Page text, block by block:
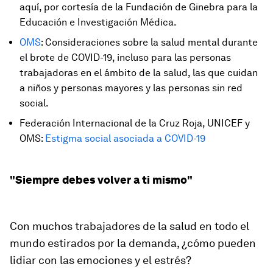
aquí, por cortesía de la Fundación de Ginebra para la
Educación e Investigación Médica.
OMS: Consideraciones sobre la salud mental durante
el brote de COVID-19, incluso para las personas
trabajadoras en el ámbito de la salud, las que cuidan
a niños y personas mayores y las personas sin red
social.
Federación Internacional de la Cruz Roja, UNICEF y
OMS: Estigma social asociada a COVID-19
"Siempre debes volver a ti mismo"
Con muchos trabajadores de la salud en todo el
mundo estirados por la demanda, ¿cómo pueden
lidiar con las emociones y el estrés?